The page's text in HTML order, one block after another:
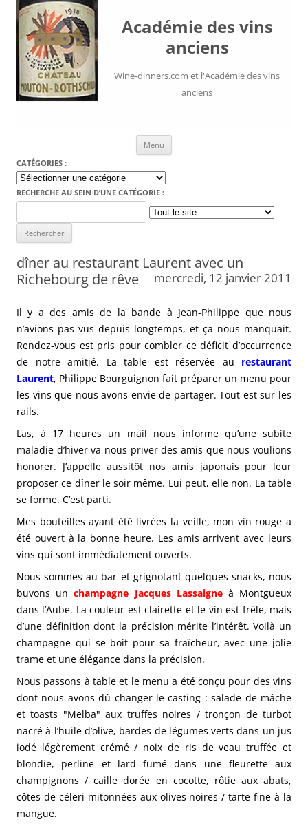
Académie des vins
anciens
Wine-dinners.com et l'Académie des vins
anciens
Menu
CATÉGORIES :
Catégories
:
RECHERCHE AU SEIN D’UNE CATÉGORIE :
for:
dîner au restaurant Laurent avec un
Richebourg de rêve
mercredi, 12 janvier 2011
Il y a des amis de la bande à Jean-Philippe que nous
n’avions pas vus depuis longtemps, et ça nous manquait.
Rendez-vous est pris pour combler ce déficit d’occurrence
de notre amitié. La table est réservée au restaurant
Laurent, Philippe Bourguignon fait préparer un menu pour
les vins que nous avons envie de partager. Tout est sur les
rails.
Las, à 17 heures un mail nous informe qu’une subite
maladie d’hiver va nous priver des amis que nous voulions
honorer. J’appelle aussitôt nos amis japonais pour leur
proposer ce dîner le soir même. Lui peut, elle non. La table
se forme. C’est parti.
Mes bouteilles ayant été livrées la veille, mon vin rouge a
été ouvert à la bonne heure. Les amis arrivent avec leurs
vins qui sont immédiatement ouverts.
Nous sommes au bar et grignotant quelques snacks, nous
buvons unchampagne Jacques Lassaigneà Montgueux
dans l’Aube. La couleur est clairette et le vin est frêle, mais
d’une définition dont la précision mérite l’intérêt. Voilà un
champagne qui se boit pour sa fraîcheur, avec une jolie
trame et une élégance dans la précision.
Nous passons à table et le menu a été conçu pour des vins
dont nous avons dû changer le casting : salade de mâche
et toasts "Melba" aux truffes noires / tronçon de turbot
nacré à l’huile d’olive, bardes de légumes verts dans un jus
iodé légèrement crémé / noix de ris de veau truffée et
blondie, perline et lard fumé dans une fleurette aux
champignons / caille dorée en cocotte, rôtie aux abats,
côtes de céleri mitonnées aux olives noires / tarte fine à la
mangue.